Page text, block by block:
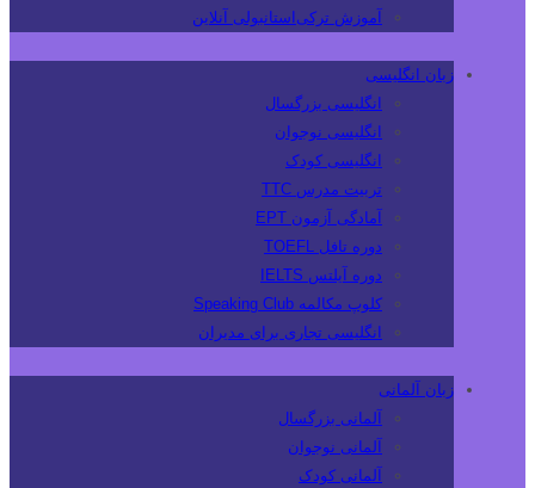
آموزش ترکی‌استانبولی آنلاین
زبان انگلیسی
انگلیسی بزرگسال
انگلیسی نوجوان
انگلیسی کودک
تربیت مدرس TTC
آمادگی آزمون EPT
دوره تافل TOEFL
دوره آیلتس IELTS
کلوپ مکالمه Speaking Club
انگلیسی تجاری برای مدیران
زبان آلمانی
آلمانی بزرگسال
آلمانی نوجوان
آلمانی کودک